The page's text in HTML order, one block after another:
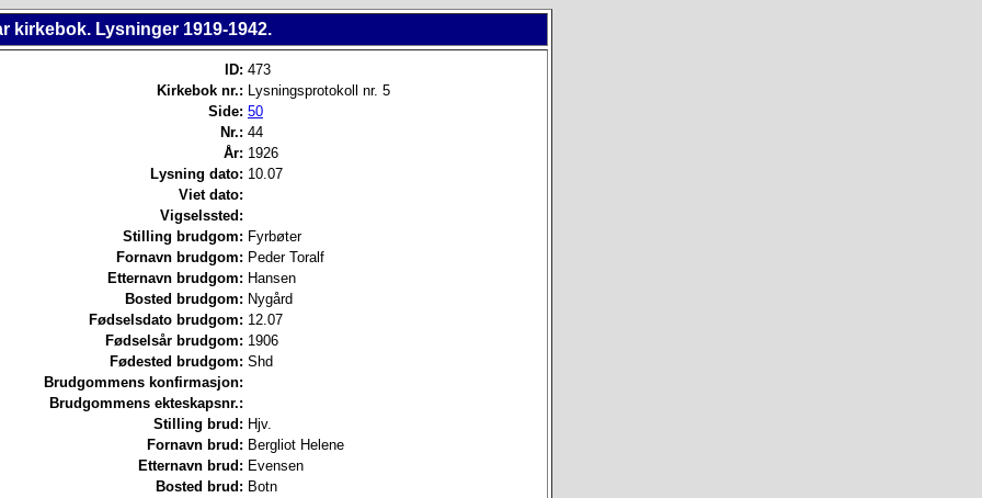
kirkebok. Lysninger 1919-1942.
ID: 473
Kirkebok nr.: Lysningsprotokoll nr. 5
Side: 50
Nr.: 44
År: 1926
Lysning dato: 10.07
Viet dato:
Vigselssted:
Stilling brudgom: Fyrbøter
Fornavn brudgom: Peder Toralf
Etternavn brudgom: Hansen
Bosted brudgom: Nygård
Fødselsdato brudgom: 12.07
Fødselsår brudgom: 1906
Fødested brudgom: Shd
Brudgommens konfirmasjon:
Brudgommens ekteskapsnr.:
Stilling brud: Hjv.
Fornavn brud: Bergliot Helene
Etternavn brud: Evensen
Bosted brud: Botn